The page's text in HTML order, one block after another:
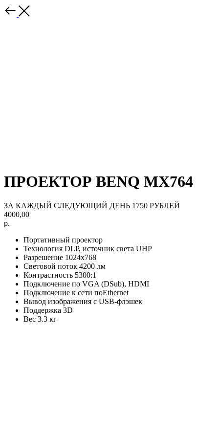
ПРОЕКТОР BENQ MX764
ЗА КАЖДЫЙ СЛЕДУЮЩИЙ ДЕНЬ 1750 РУБЛЕЙ
4000,00
р.
Портативный проектор
Технология DLP, источник света UHP
Разрешение 1024x768
Световой поток 4200 лм
Контрастность 5300:1
Подключение по VGA (DSub), HDMI
Подключение к сети поEthernet
Вывод изображения с USB-флэшек
Поддержка 3D
Вес 3.3 кг